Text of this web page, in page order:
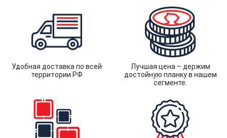
Удобная доставка по всей
территории РФ
Лучшая цена – держим
достойную планку в нашем
сегменте.